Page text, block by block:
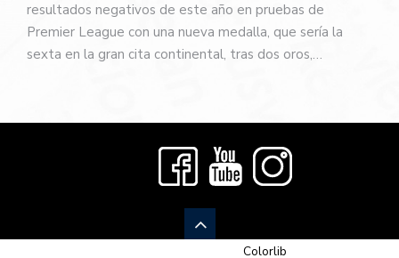
resultados negativos de este año en pruebas de
Premier League con una nueva medalla, que sería la
sexta en la gran cita continental, tras dos oros,…
Colorlib